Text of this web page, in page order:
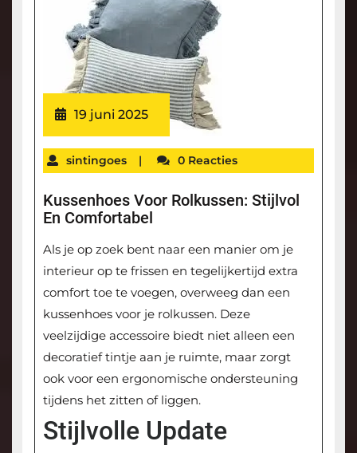
19 juni 2025
sintingoes | 0 Reacties
Kussenhoes Voor Rolkussen: Stijlvol
En Comfortabel
Als je op zoek bent naar een manier om je
interieur op te frissen en tegelijkertijd extra
comfort toe te voegen, overweeg dan een
kussenhoes voor je rolkussen. Deze
veelzijdige accessoire biedt niet alleen een
decoratief tintje aan je ruimte, maar zorgt
ook voor een ergonomische ondersteuning
tijdens het zitten of liggen.
Stijlvolle Update